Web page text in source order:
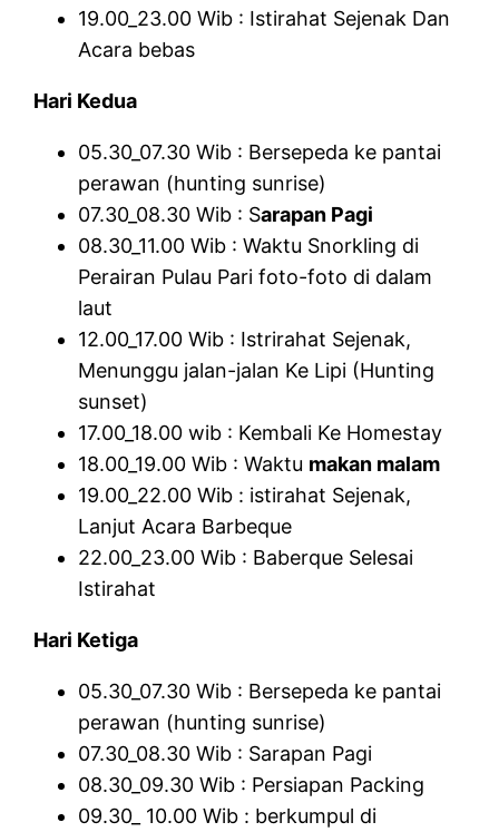
19.00_23.00 Wib : Istirahat Sejenak Dan
Acara bebas
Hari Kedua
05.30_07.30 Wib : Bersepeda ke pantai
perawan (hunting sunrise)
07.30_08.30 Wib : Sarapan Pagi
08.30_11.00 Wib : Waktu Snorkling di
Perairan Pulau Pari foto-foto di dalam
laut
12.00_17.00 Wib : Istrirahat Sejenak,
Menunggu jalan-jalan Ke Lipi (Hunting
sunset)
17.00_18.00 wib : Kembali Ke Homestay
18.00_19.00 Wib : Waktu makan malam
19.00_22.00 Wib : istirahat Sejenak,
Lanjut Acara Barbeque
22.00_23.00 Wib : Baberque Selesai
Istirahat
Hari Ketiga
05.30_07.30 Wib : Bersepeda ke pantai
perawan (hunting sunrise)
07.30_08.30 Wib : Sarapan Pagi
08.30_09.30 Wib : Persiapan Packing
09.30_ 10.00 Wib : berkumpul di